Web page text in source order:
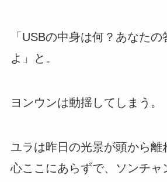
「USBの中身は何？あなた
よ」と。
ヨンウンは動揺してしまう。
ユラは昨日の光景が頭から離
心ここにあらずで、ソンチャ